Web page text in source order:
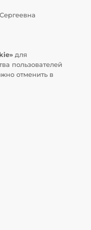
для
пользователей
отменить в